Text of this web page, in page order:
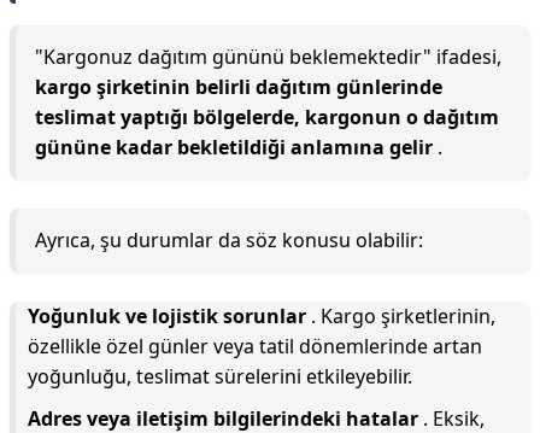
"Kargonuz dağıtım gününü beklemektedir" ifadesi,
kargo şirketinin belirli dağıtım günlerinde
teslimat yaptığı bölgelerde, kargonun o dağıtım
gününe kadar bekletildiği anlamına gelir .
Ayrıca, şu durumlar da söz konusu olabilir:
Yoğunluk ve lojistik sorunlar . Kargo şirketlerinin,
özellikle özel günler veya tatil dönemlerinde artan
yoğunluğu, teslimat sürelerini etkileyebilir.
Adres veya iletişim bilgilerindeki hatalar . Eksik,